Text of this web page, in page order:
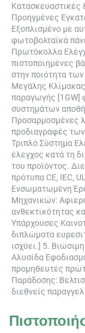
Κατασκευαστικές
Προηγμένες
Εξοπλισμένο με
φωτοβολταϊκά
Πρωτόκολλα
πιστοποιημένες
στην ποιότητα
Μεγάλης
παραγωγής [1GW]
συστημάτων
Προσαρμοσμένες
προδιαγραφές
Τριπλό Σύστημα
έλεγχος κατά τη
του προϊόντος.
πρότυπα CE, IEC,
Ενσωματωμένη
Μηχανικών:
ανθεκτικότητας
Υπάρχουσες
διπλώματα
ισχύει.] 5.
Αλυσίδα
προμηθευτές
Παράδοσης:
διεθνείς